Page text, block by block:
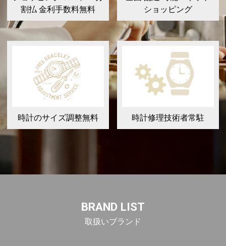
割払 金利手数料無料
ショッピング
時計のサイズ調整無料 時計修理技術者常駐
BRAND LIST
取扱いブランド